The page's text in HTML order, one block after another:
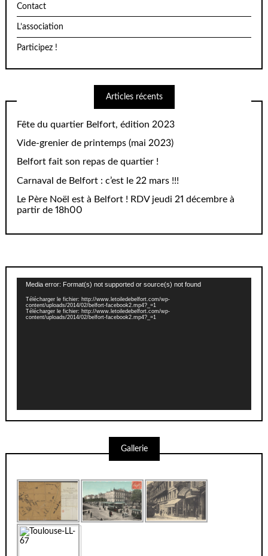
Contact
L’association
Participez !
Articles récents
Fête du quartier Belfort, édition 2023
Vide-grenier de printemps (mai 2023)
Belfort fait son repas de quartier !
Carnaval de Belfort : c’est le 22 mars !!!
Le Père Noël est à Belfort ! RDV jeudi 21 décembre à
partir de 18h00
Lecteur
Media error: Format(s) not supported or source(s) not found
Télécharger le fichier: http://www.letoiledebelfort.com/wp-
content/uploads/2014/02/belfort-facebook2.mp4?_=1
Télécharger le fichier: http://www.letoiledebelfort.com/wp-
content/uploads/2014/02/belfort-facebook2.mp4?_=1
Gallerie